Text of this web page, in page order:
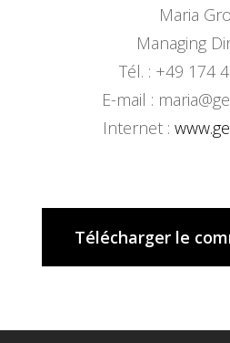
Maria
Managing
Tél. : +49 174
E-mail :
Internet :
Télécharger le